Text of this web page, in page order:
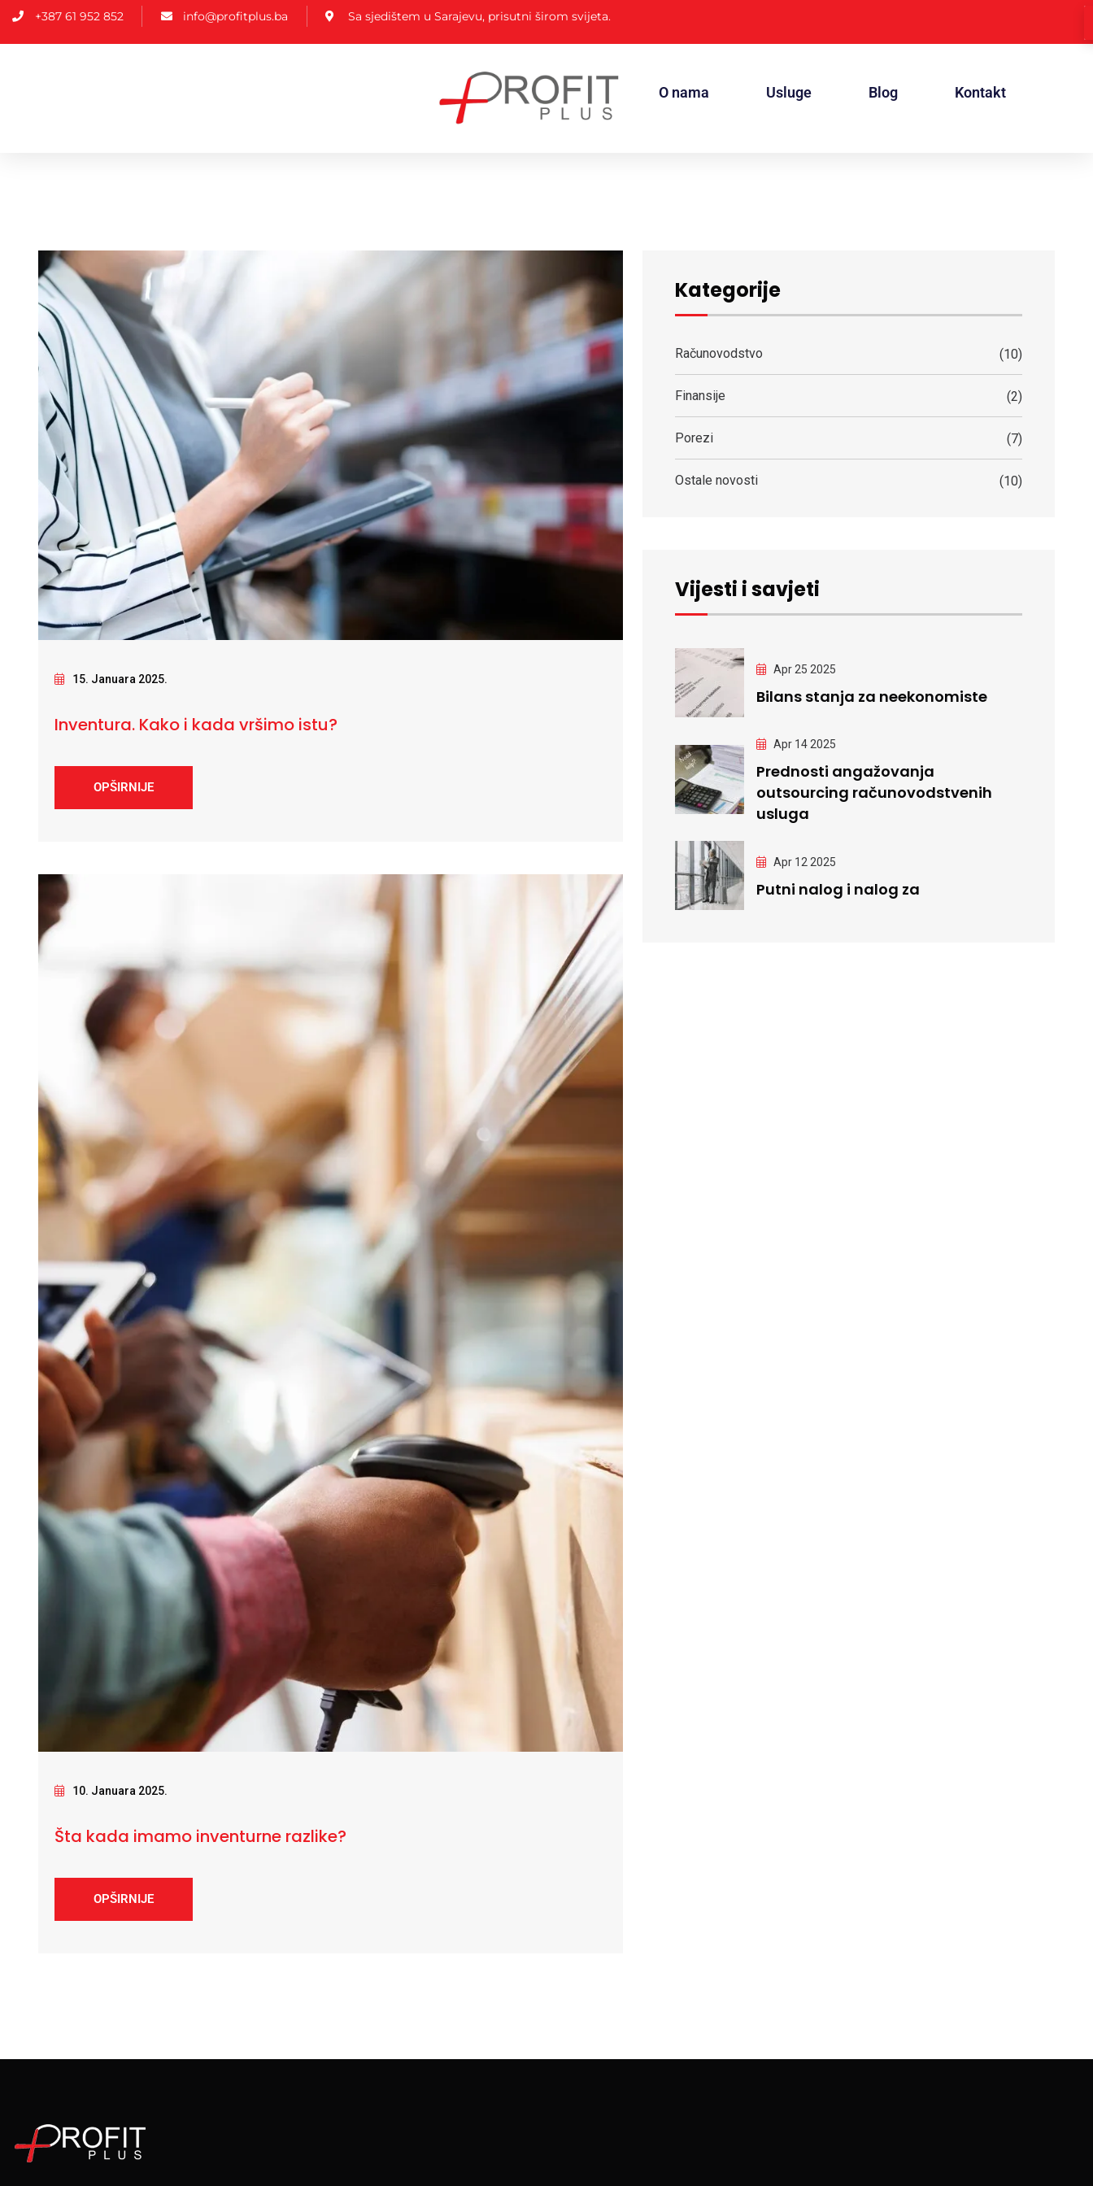
+387 61 952 852 info@profitplus.ba Sa sjedištem u Sarajevu, prisutni širom svijeta.
O nama Usluge Blog Kontakt
15. Januara 2025.
Inventura. Kako i kada vršimo istu?
OPŠIRNIJE
10. Januara 2025.
Šta kada imamo inventurne razlike?
OPŠIRNIJE
Kategorije
Računovodstvo (10)
Finansije (2)
Porezi (7)
Ostale novosti (10)
Vijesti i savjeti
Apr 25 2025
Bilans stanja za neekonomiste
Apr 14 2025
Prednosti angažovanja
outsourcing računovodstvenih
usluga
Apr 12 2025
Putni nalog i nalog za